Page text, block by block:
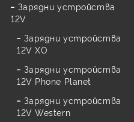
Зарядни устройства
12V
Зарядни устройства
12V XO
Зарядни устройства
12V Phone Planet
Зарядни устройства
12V Western